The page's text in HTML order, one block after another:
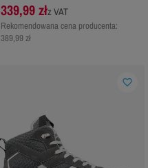
339,99 złz VAT
Rekomendowana cena producenta:
389,99 zł
favorite_border